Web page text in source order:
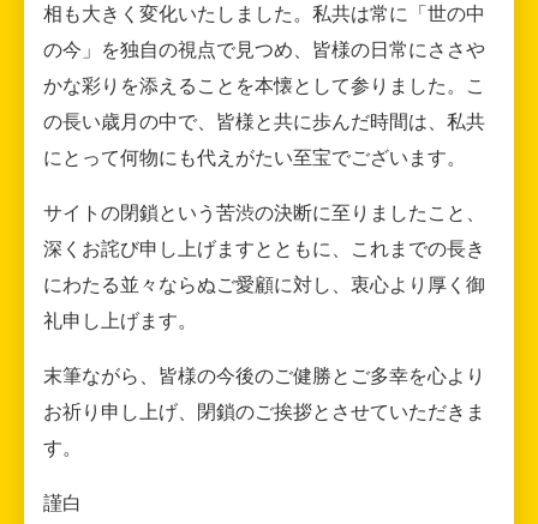
相も大きく変化いたしました。私共は常に「世の中
の今」を独自の視点で見つめ、皆様の日常にささや
かな彩りを添えることを本懐として参りました。こ
の長い歳月の中で、皆様と共に歩んだ時間は、私共
にとって何物にも代えがたい至宝でございます。
サイトの閉鎖という苦渋の決断に至りましたこと、
深くお詫び申し上げますとともに、これまでの長き
にわたる並々ならぬご愛顧に対し、衷心より厚く御
礼申し上げます。
末筆ながら、皆様の今後のご健勝とご多幸を心より
お祈り申し上げ、閉鎖のご挨拶とさせていただきま
す。
謹白